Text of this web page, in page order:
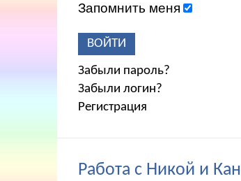
Запомнить меня
ВОЙТИ
Забыли пароль?
Забыли логин?
Регистрация
Работа с Никой и